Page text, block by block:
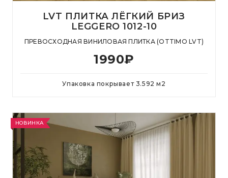
LVT ПЛИТКА ЛЁГКИЙ БРИЗ
LEGGERO 1012-10
ПРЕВОСХОДНАЯ ВИНИЛОВАЯ ПЛИТКА (OTTIMO LVT)
1990₽
Упаковка покрывает 3.592 м 2
НОВИНКА